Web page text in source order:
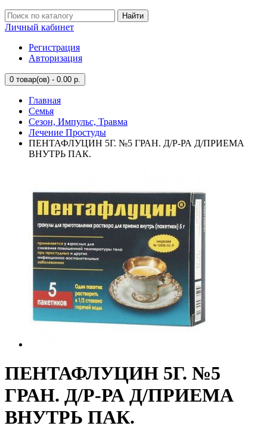
Найти
Личный кабинет
Регистрация
Авторизация
0 товар(ов) - 0.00 р.
Главная
Семья
Сезон, Импульс, Травма
Лечение Простуды
ПЕНТАФЛУЦИН 5Г. №5 ГРАН. Д/Р-РА Д/ПРИЕМА
ВНУТРЬ ПАК.
ПЕНТАФЛУЦИН 5Г. №5
ГРАН. Д/Р-РА Д/ПРИЕМА
ВНУТРЬ ПАК.